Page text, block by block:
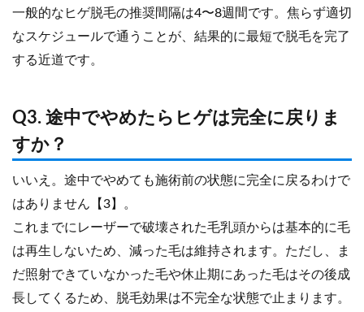
一般的なヒゲ脱毛の推奨間隔は4〜8週間です。焦らず適切
なスケジュールで通うことが、結果的に最短で脱毛を完了
する近道です。
Q3. 途中でやめたらヒゲは完全に戻りま
すか？
いいえ。途中でやめても施術前の状態に完全に戻るわけで
はありません【3】。
これまでにレーザーで破壊された毛乳頭からは基本的に毛
は再生しないため、減った毛は維持されます。ただし、ま
だ照射できていなかった毛や休止期にあった毛はその後成
長してくるため、脱毛効果は不完全な状態で止まります。